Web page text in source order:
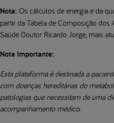
Nota: Os cálculos de energia e da
partir da Tabela de Composição
Saúde Doutor Ricardo Jorge, mais
Nota Importante:
Esta plataforma é destinada a
com doenças hereditárias do
patologias que necessitam de uma
acompanhamento médico.